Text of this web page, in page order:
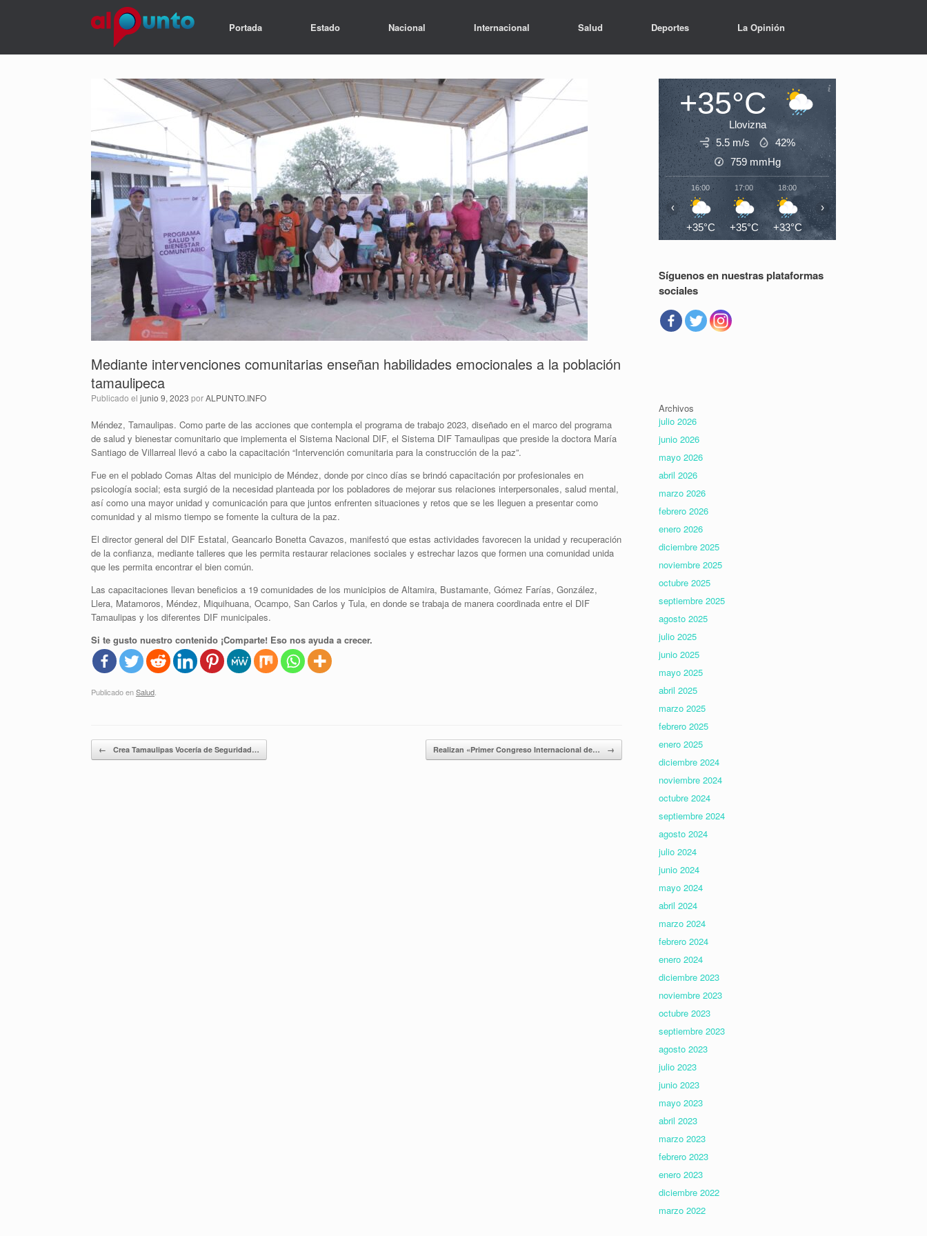
Portada Estado Nacional Internacional Salud Deportes La Opinión
Mediante intervenciones comunitarias enseñan habilidades emocionales a la población
tamaulipeca
Publicado el junio 9, 2023 porALPUNTO.INFO
Méndez, Tamaulipas. Como parte de las acciones que contempla el programa de trabajo 2023, diseñado en el marco del programa
de salud y bienestar comunitario que implementa el Sistema Nacional DIF, el Sistema DIF Tamaulipas que preside la doctora María
Santiago de Villarreal llevó a cabo la capacitación “Intervención comunitaria para la construcción de la paz”.
Fue en el poblado Comas Altas del municipio de Méndez, donde por cinco días se brindó capacitación por profesionales en
psicología social; esta surgió de la necesidad planteada por los pobladores de mejorar sus relaciones interpersonales, salud mental,
así como una mayor unidad y comunicación para que juntos enfrenten situaciones y retos que se les lleguen a presentar como
comunidad y al mismo tiempo se fomente la cultura de la paz.
El director general del DIF Estatal, Geancarlo Bonetta Cavazos, manifestó que estas actividades favorecen la unidad y recuperación
de la confianza, mediante talleres que les permita restaurar relaciones sociales y estrechar lazos que formen una comunidad unida
que les permita encontrar el bien común.
Las capacitaciones llevan beneficios a 19 comunidades de los municipios de Altamira, Bustamante, Gómez Farías, González,
Llera, Matamoros, Méndez, Miquihuana, Ocampo, San Carlos y Tula, en donde se trabaja de manera coordinada entre el DIF
Tamaulipas y los diferentes DIF municipales.
Si te gusto nuestro contenido ¡Comparte! Eso nos ayuda a crecer.
Publicado enSalud
Navegador de artículos
← Crea Tamaulipas Vocería de Seguridad… Realizan «Primer Congreso Internacional de… →
+35°C
Llovizna
5.5 m/s
42%
759 mmHg
16:00
+35°C
17:00
+35°C
18:00
+33°C
19:00
+30°C
‹ ›
Síguenos en nuestras plataformas
sociales
Archivos
julio 2026
junio 2026
mayo 2026
abril 2026
marzo 2026
febrero 2026
enero 2026
diciembre 2025
noviembre 2025
octubre 2025
septiembre 2025
agosto 2025
julio 2025
junio 2025
mayo 2025
abril 2025
marzo 2025
febrero 2025
enero 2025
diciembre 2024
noviembre 2024
octubre 2024
septiembre 2024
agosto 2024
julio 2024
junio 2024
mayo 2024
abril 2024
marzo 2024
febrero 2024
enero 2024
diciembre 2023
noviembre 2023
octubre 2023
septiembre 2023
agosto 2023
julio 2023
junio 2023
mayo 2023
abril 2023
marzo 2023
febrero 2023
enero 2023
diciembre 2022
marzo 2022